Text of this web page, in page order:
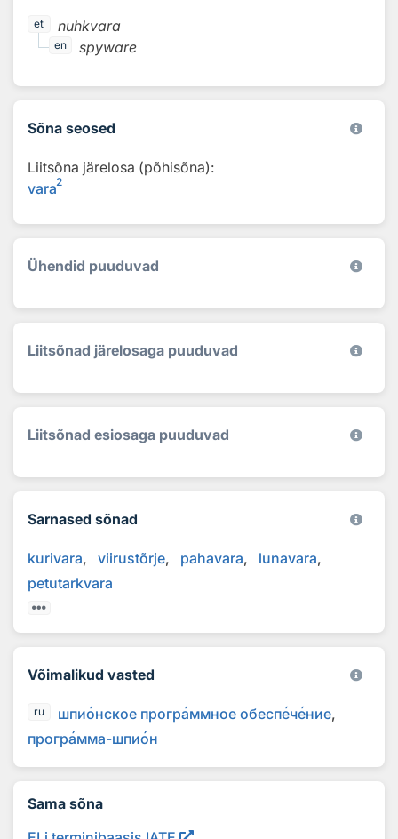
et nuhkvara
en spyware
Sõna seosed
Liitsõna järelosa (põhisõna):
vara2
Ühendid puuduvad
Liitsõnad järelosaga puuduvad
Liitsõnad esiosaga puuduvad
Sarnased sõnad
kurivara viirustõrje pahavara
lunavara
petutarkvara
Võimalikud vasted
ru шпионское программное обеспечение
программа-шпион
Sama sõna